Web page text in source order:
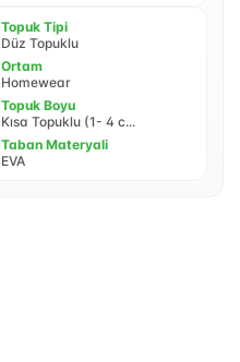
Topuk Tipi
Düz Topuklu
Ortam
Homewear
Topuk Boyu
Kısa Topuklu (1- 4 c...
Taban Materyali
EVA